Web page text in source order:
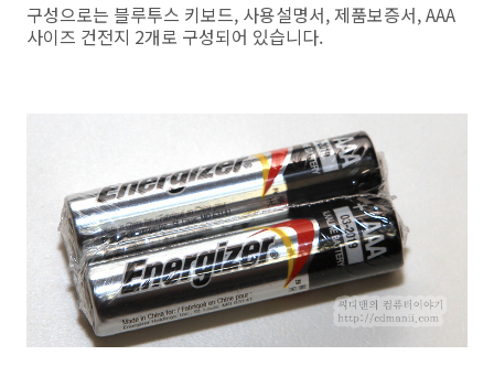
구성으로는 블루투스 키보드, 사용설명서, 제품보증서, AAA
사이즈 건전지 2개로 구성되어 있습니다.